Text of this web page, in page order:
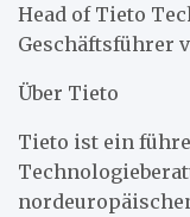
Head of Tieto
Geschäftsführer
Über Tieto
Tieto ist ein